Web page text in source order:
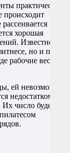
практически
происходит
по
хорошая
Известно,
но и при
рабочие веса
ей невозможно
недостатком:
число будет